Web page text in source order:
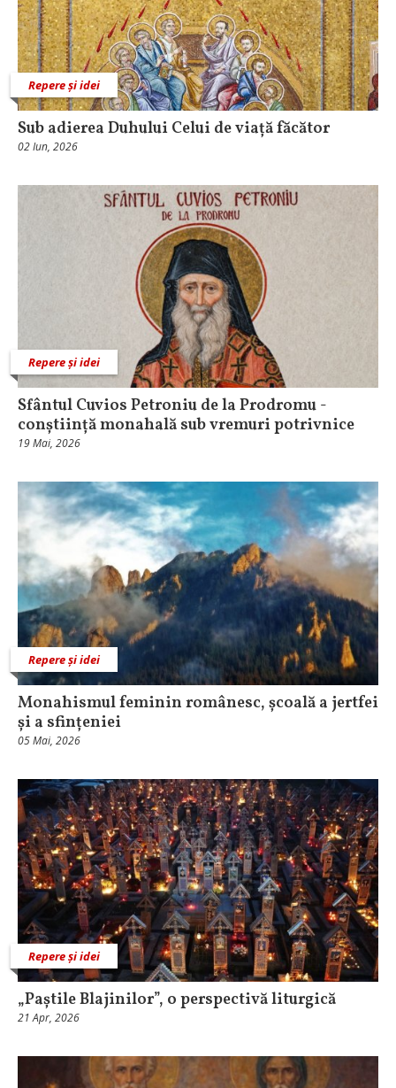
Repere și idei
Sub adierea Duhului Celui de viață făcător
02 Iun, 2026
Repere și idei
Sfântul Cuvios Petroniu de la Prodromu -
conștiință monahală sub vremuri potrivnice
19 Mai, 2026
Repere și idei
Monahismul feminin românesc, școală a jertfei
și a sfințeniei
05 Mai, 2026
Repere și idei
„Paștile Blajinilor”, o perspectivă liturgică
21 Apr, 2026